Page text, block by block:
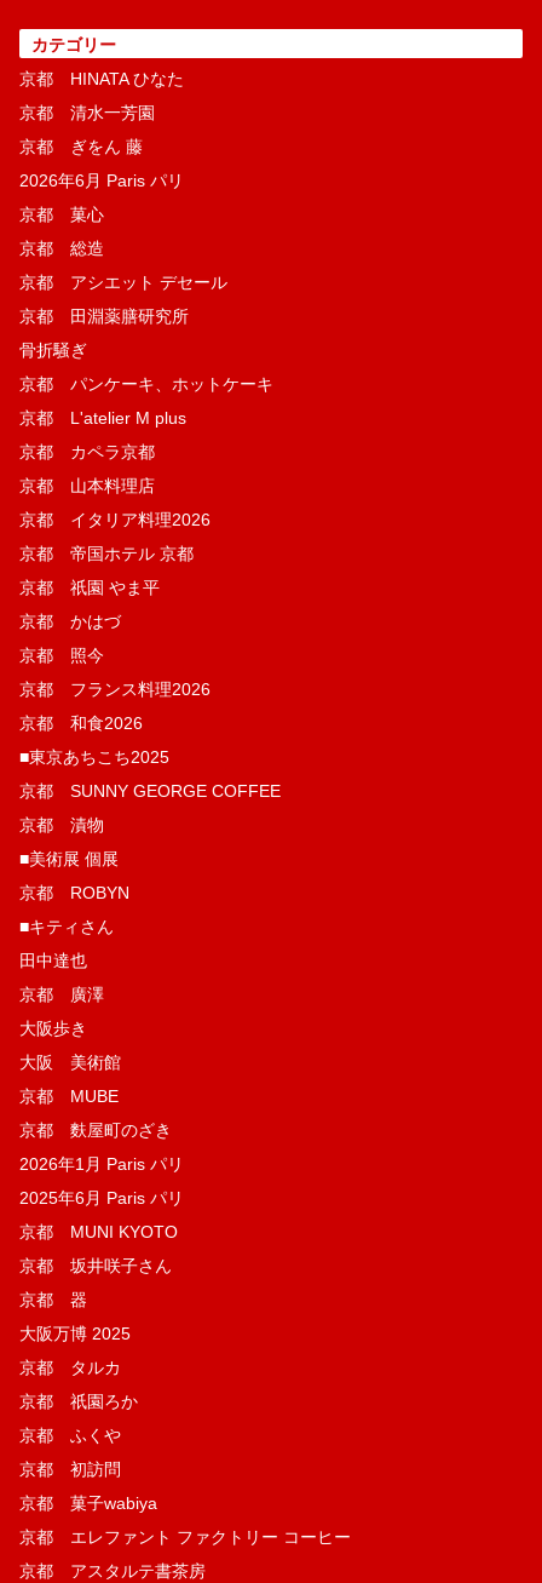
カテゴリー
京都 HINATA ひなた
京都 清水一芳園
京都 ぎをん 藤
2026年6月 Paris パリ
京都 菓​心
京都 総造
京都 アシエット デセール
京都 田淵薬膳研究所
骨折騒ぎ
京都 パンケーキ、ホットケーキ
京都 L'atelier M plus
京都 カペラ京都
京都 山本料理店
京都 イタリア料理2026
京都 帝国ホテル 京都
京都 祇園 やま平
京都 かはづ
京都 照今
京都 フランス料理2026
京都 和食2026
■東京あちこち2025
京都 SUNNY GEORGE COFFEE
京都 漬物
■美術展 個展
京都 ROBYN
■キティさん
田中達也
京都 廣澤
大阪歩き
大阪 美術館
京都 MUBE
京都 麩屋町のざき
2026年1月 Paris パリ
2025年6月 Paris パリ
京都 MUNI KYOTO
京都 坂井咲子さん
京都 器
大阪万博 2025
京都 タルカ
京都 祇園ろか
京都 ふくや
京都 初訪問
京都 菓子wabiya
京都 エレファント ファクトリー コーヒー
京都 アスタルテ書茶房